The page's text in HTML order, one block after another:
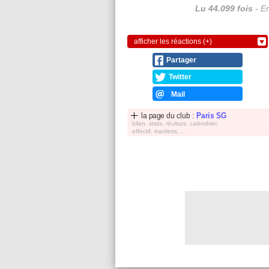
Lu 44.099 fois -
afficher les réactions (+)
Partager
Twitter
Mail
la page du club : Paris SG
bilan, stats, réultats, calendrier,
effectif, tranferts, ...